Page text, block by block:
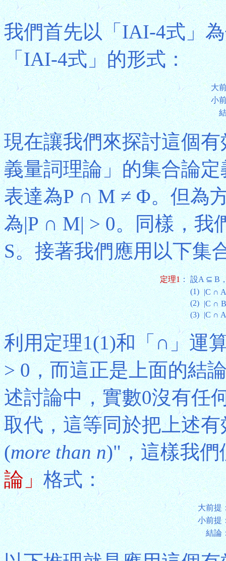
我們首先以「IAI-4式」
「IAI-4式」的形式：
大
小
現在讓我們來探討這個
義量詞理論」的集合論
表達為P ∩ M ≠ Φ。但為
為|P ∩ M| > 0。同樣，
S。接著我們應用以下集
定理1： 設A ⊆ B
(1) |C ∩
(2) |C ∩
(3) |C ∩
利用定理1(1)和「∩」運
> 0，而這正是上面的結
述討論中，實數0沒有任
取代，這等同於把上述
(more than n)"，這樣我們
論」格式：
大前提
小前提
結論